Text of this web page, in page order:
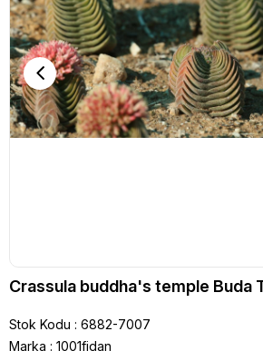
Crassula buddha's temple Buda
Stok Kodu
6882-7007
Marka : 1001fidan